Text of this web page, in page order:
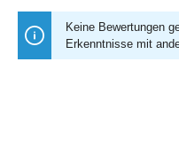
Keine Bewertungen
Erkenntnisse mit